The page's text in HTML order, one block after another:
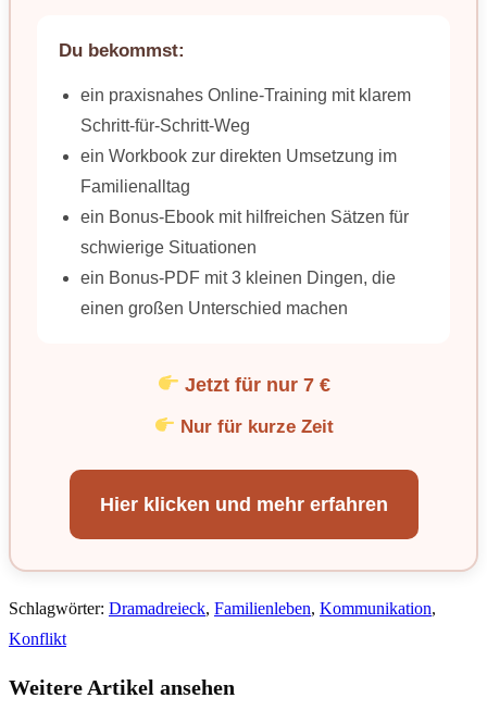
Du bekommst:
ein praxisnahes Online-Training mit klarem
Schritt-für-Schritt-Weg
ein Workbook zur direkten Umsetzung im
Familienalltag
ein Bonus-Ebook mit hilfreichen Sätzen für
schwierige Situationen
ein Bonus-PDF mit 3 kleinen Dingen, die
einen großen Unterschied machen
Jetzt für nur 7 €
Nur für kurze Zeit
Hier klicken und mehr erfahren
Schlagwörter: Dramadreieck, Familienleben, Kommunikation,
Konflikt
Weitere Artikel ansehen